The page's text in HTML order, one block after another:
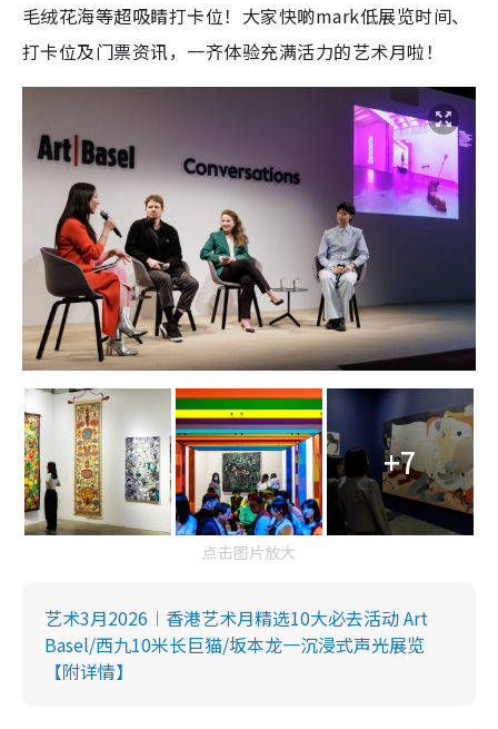
毛绒花海等超吸睛打卡位！大家快啲mark低展览时间、
打卡位及门票资讯，一齐体验充满活力的艺术月啦！
+7
点击图片放大
艺术3月2026︱香港艺术月精选10大必去活动 Art
Basel/西九10米长巨猫/坂本龙一沉浸式声光展览
【附详情】